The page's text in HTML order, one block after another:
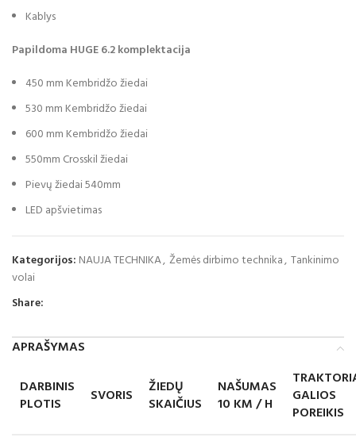
Kablys
Papildoma HUGE 6.2 komplektacija
450 mm Kembridžo žiedai
530 mm Kembridžo žiedai
600 mm Kembridžo žiedai
550mm Crosskil žiedai
Pievų žiedai 540mm
LED apšvietimas
Kategorijos: NAUJA TECHNIKA, Žemės dirbimo technika, Tankinimo
volai
Share:
APRAŠYMAS
DARBINIS
PLOTIS
SVORIS
ŽIEDŲ
SKAIČIUS
NAŠUMAS
10 KM / H
GALIOS
POREIKIS